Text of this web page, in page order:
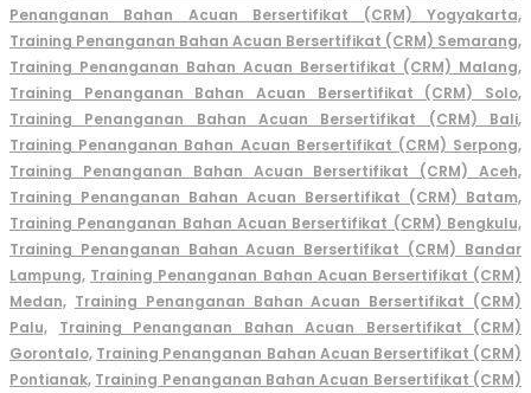
Penanganan Bahan Acuan Bersertifikat (CRM) Yogyakarta,
Training Penanganan Bahan Acuan Bersertifikat (CRM) Semarang,
Training Penanganan Bahan Acuan Bersertifikat (CRM) Malang,
Training Penanganan Bahan Acuan Bersertifikat (CRM) Solo,
Training Penanganan Bahan Acuan Bersertifikat (CRM) Bali,
Training Penanganan Bahan Acuan Bersertifikat (CRM) Serpong,
Training Penanganan Bahan Acuan Bersertifikat (CRM) Aceh,
Training Penanganan Bahan Acuan Bersertifikat (CRM) Batam,
Training Penanganan Bahan Acuan Bersertifikat (CRM) Bengkulu,
Training Penanganan Bahan Acuan Bersertifikat (CRM) Bandar
Lampung, Training Penanganan Bahan Acuan Bersertifikat (CRM)
Medan, Training Penanganan Bahan Acuan Bersertifikat (CRM)
Palu,
Training Penanganan Bahan Acuan Bersertifikat (CRM)
Gorontalo, Training Penanganan Bahan Acuan Bersertifikat (CRM)
Pontianak, Training Penanganan Bahan Acuan Bersertifikat (CRM)